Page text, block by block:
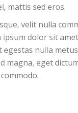
mattis sed eros.
velit nulla
dolor sit
nulla
magna, eget